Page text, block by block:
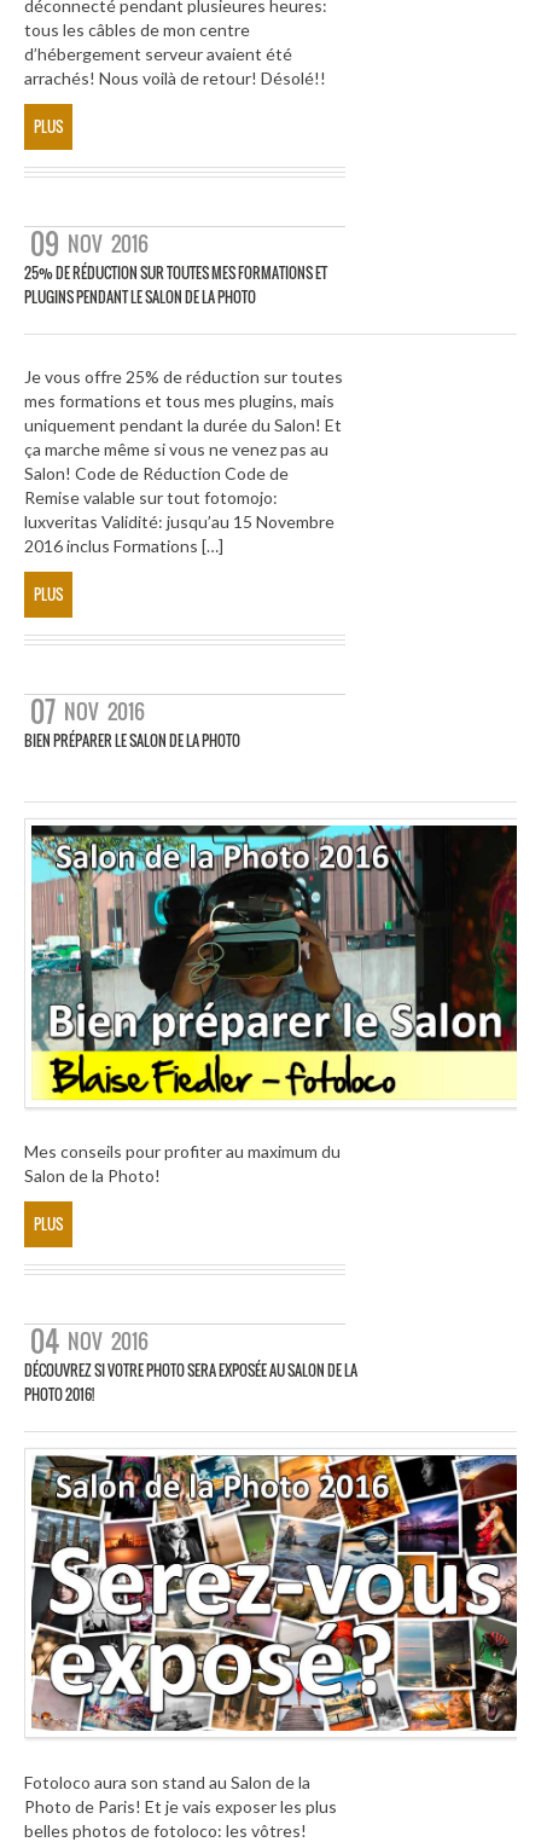
déconnecté pendant plusieures heures:
tous les câbles de mon centre
d’hébergement serveur avaient été
arrachés! Nous voilà de retour! Désolé!!
PLUS
09 NOV 2016
25% DE RÉDUCTION SUR TOUTES MES FORMATIONS ET
PLUGINS PENDANT LE SALON DE LA PHOTO
Je vous offre 25% de réduction sur toutes
mes formations et tous mes plugins, mais
uniquement pendant la durée du Salon! Et
ça marche même si vous ne venez pas au
Salon! Code de Réduction Code de
Remise valable sur tout fotomojo:
luxveritas Validité: jusqu’au 15 Novembre
2016 inclus Formations […]
PLUS
07 NOV 2016
BIEN PRÉPARER LE SALON DE LA PHOTO
Mes conseils pour profiter au maximum du
Salon de la Photo!
PLUS
04 NOV 2016
DÉCOUVREZ SI VOTRE PHOTO SERA EXPOSÉE AU SALON DE LA
PHOTO 2016!
Fotoloco aura son stand au Salon de la
Photo de Paris! Et je vais exposer les plus
belles photos de fotoloco: les vôtres!